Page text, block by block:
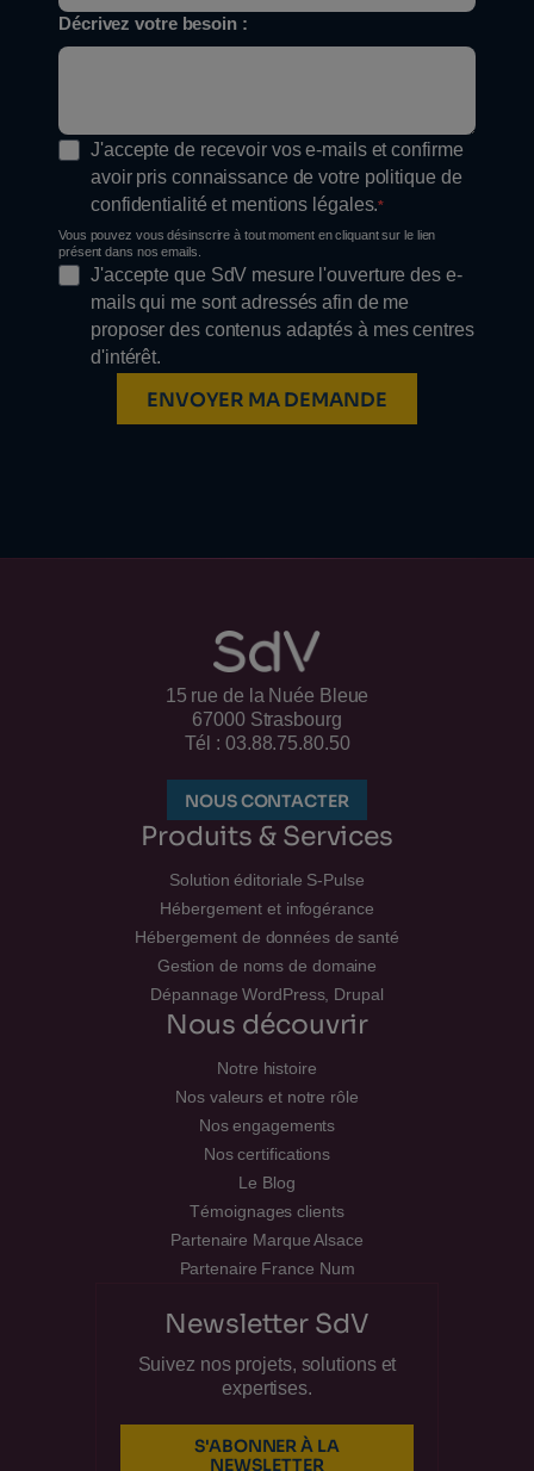
Décrivez votre besoin :
J'accepte de recevoir vos e-mails et confirme
avoir pris connaissance de votre politique de
confidentialité et mentions légales.
Vous pouvez vous désinscrire à tout moment en cliquant sur le lien
présent dans nos emails.
J'accepte que SdV mesure l'ouverture des e-
mails qui me sont adressés afin de me
proposer des contenus adaptés à mes centres
d'intérêt.
ENVOYER MA DEMANDE
15 rue de la Nuée Bleue
67000 Strasbourg
Tél : 03.88.75.80.50
NOUS CONTACTER
Produits & Services
Solution éditoriale S-Pulse
Hébergement et infogérance
Hébergement de données de santé
Gestion de noms de domaine
Dépannage WordPress, Drupal
Nous découvrir
Notre histoire
Nos valeurs et notre rôle
Nos engagements
Nos certifications
Le Blog
Témoignages clients
Partenaire Marque Alsace
Partenaire France Num
Newsletter SdV
Suivez nos projets, solutions et
expertises.
S'ABONNER À LA
NEWSLETTER